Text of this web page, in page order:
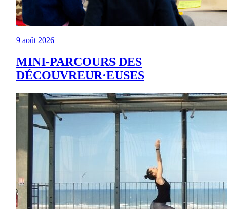
9 août 2026
MINI-PARCOURS DES
DÉCOUVREUR·EUSES